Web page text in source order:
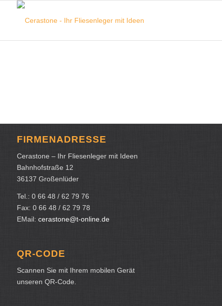
FIRMENADRESSE
Cerastone – Ihr Fliesenleger mit Ideen
Bahnhofstraße 12
36137 Großenlüder
Tel.: 0 66 48 / 62 79 76
Fax: 0 66 48 / 62 79 78
EMail: cerastone@t-online.de
QR-CODE
Scannen Sie mit Ihrem mobilen Gerät
unseren QR-Code.